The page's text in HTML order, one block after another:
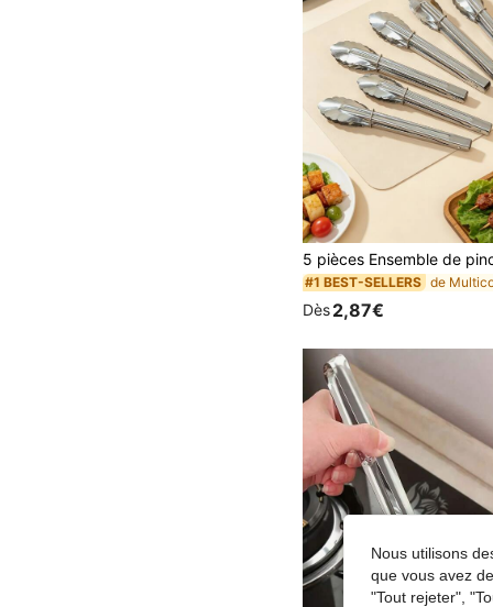
#1 BEST-SELLERS
Dès2,87€
Nous utilisons
que vous avez
"Tout rejeter",